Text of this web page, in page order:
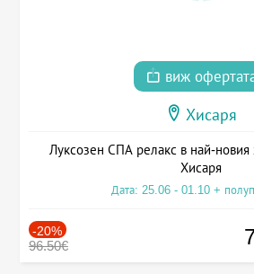
виж
Хисаря
Луксозен СПА релакс в най-
Хисаря
Дата: 25.06 - 01.10 +
-20%
96.50€